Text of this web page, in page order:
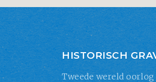
HISTORISCH
Tweede wereld